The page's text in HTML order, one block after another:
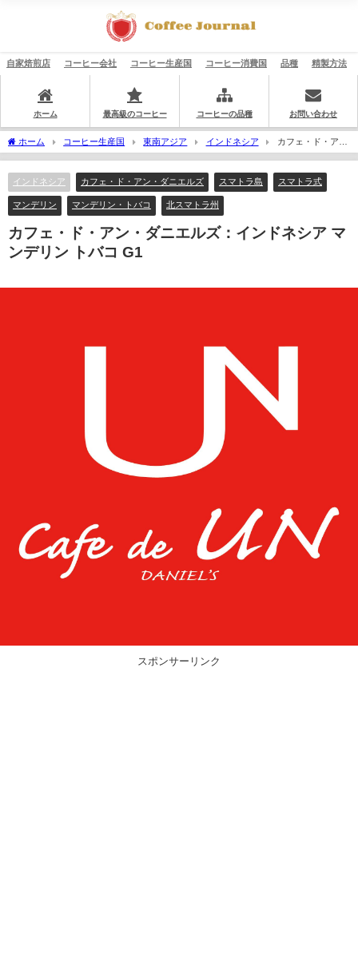
自家焙煎店 コーヒー会社 コーヒー生産国 コーヒー消費国 品種 精製方法
ホーム 最高級のコーヒー コーヒーの品種 お問い合わせ
ホーム コーヒー生産国 東南アジア インドネシア
カフェ・ド・ア
ン・ダニエルズ：インドネシア マンデリン トバコ G1
インドネシア カフェ・ド・アン・ダニエルズ スマトラ島 スマトラ式
マンデリン マンデリン・トバコ 北スマトラ州
カフェ・ド・アン・ダニエルズ：インドネシア マ
ンデリン トバコ G1
スポンサーリンク